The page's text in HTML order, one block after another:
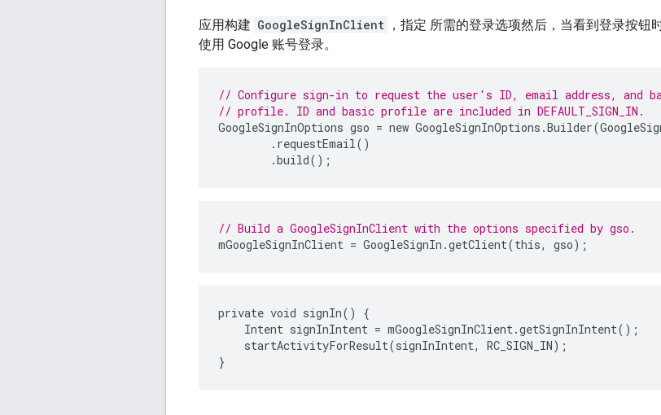
应用构建 GoogleSignInClient ，指定 所需的登录选项然后，当看到登录按
使用 Google 账号登录。
// Configure sign-in to request the user's ID, email address, and
// profile. ID and basic profile are included in DEFAULT_SIGN_IN.
GoogleSignInOptions gso = new GoogleSignInOptions .Builder(
. requestEmail()
.build();
// Build a GoogleSignInClient with the options specified by gso.
mGoogleSignInClient = GoogleSignIn .getClient(this, gso);
private void signIn() {
    Intent signInIntent = mGoogleSignInClient.getSignInIntent();
    startActivityForResult(signInIntent, RC_SIGN_IN);
}